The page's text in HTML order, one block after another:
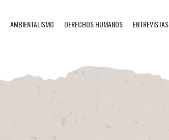
AMBIENTALISMO DERECHOS HUMANOS ENTREVISTAS